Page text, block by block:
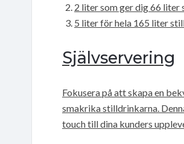
2 liter som ger dig 66 liter
5 liter för hela 165 liter
Självservering
Fokusera på att skapa en
smakrika stilldrinkarna.
touch till dina kunders